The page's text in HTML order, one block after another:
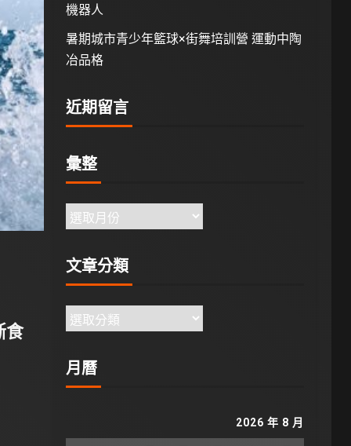
食
機器人
暑期城市青少年籃球×街舞培訓營 運動中陶
冶品格
近期留言
彙整
文章分類
月曆
2026 年 8 月